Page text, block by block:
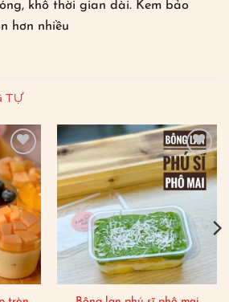
khô thời gian dài. Kem bảo
hơn nhiều
TỰ
Add to
wishlist
Add to
wishlist